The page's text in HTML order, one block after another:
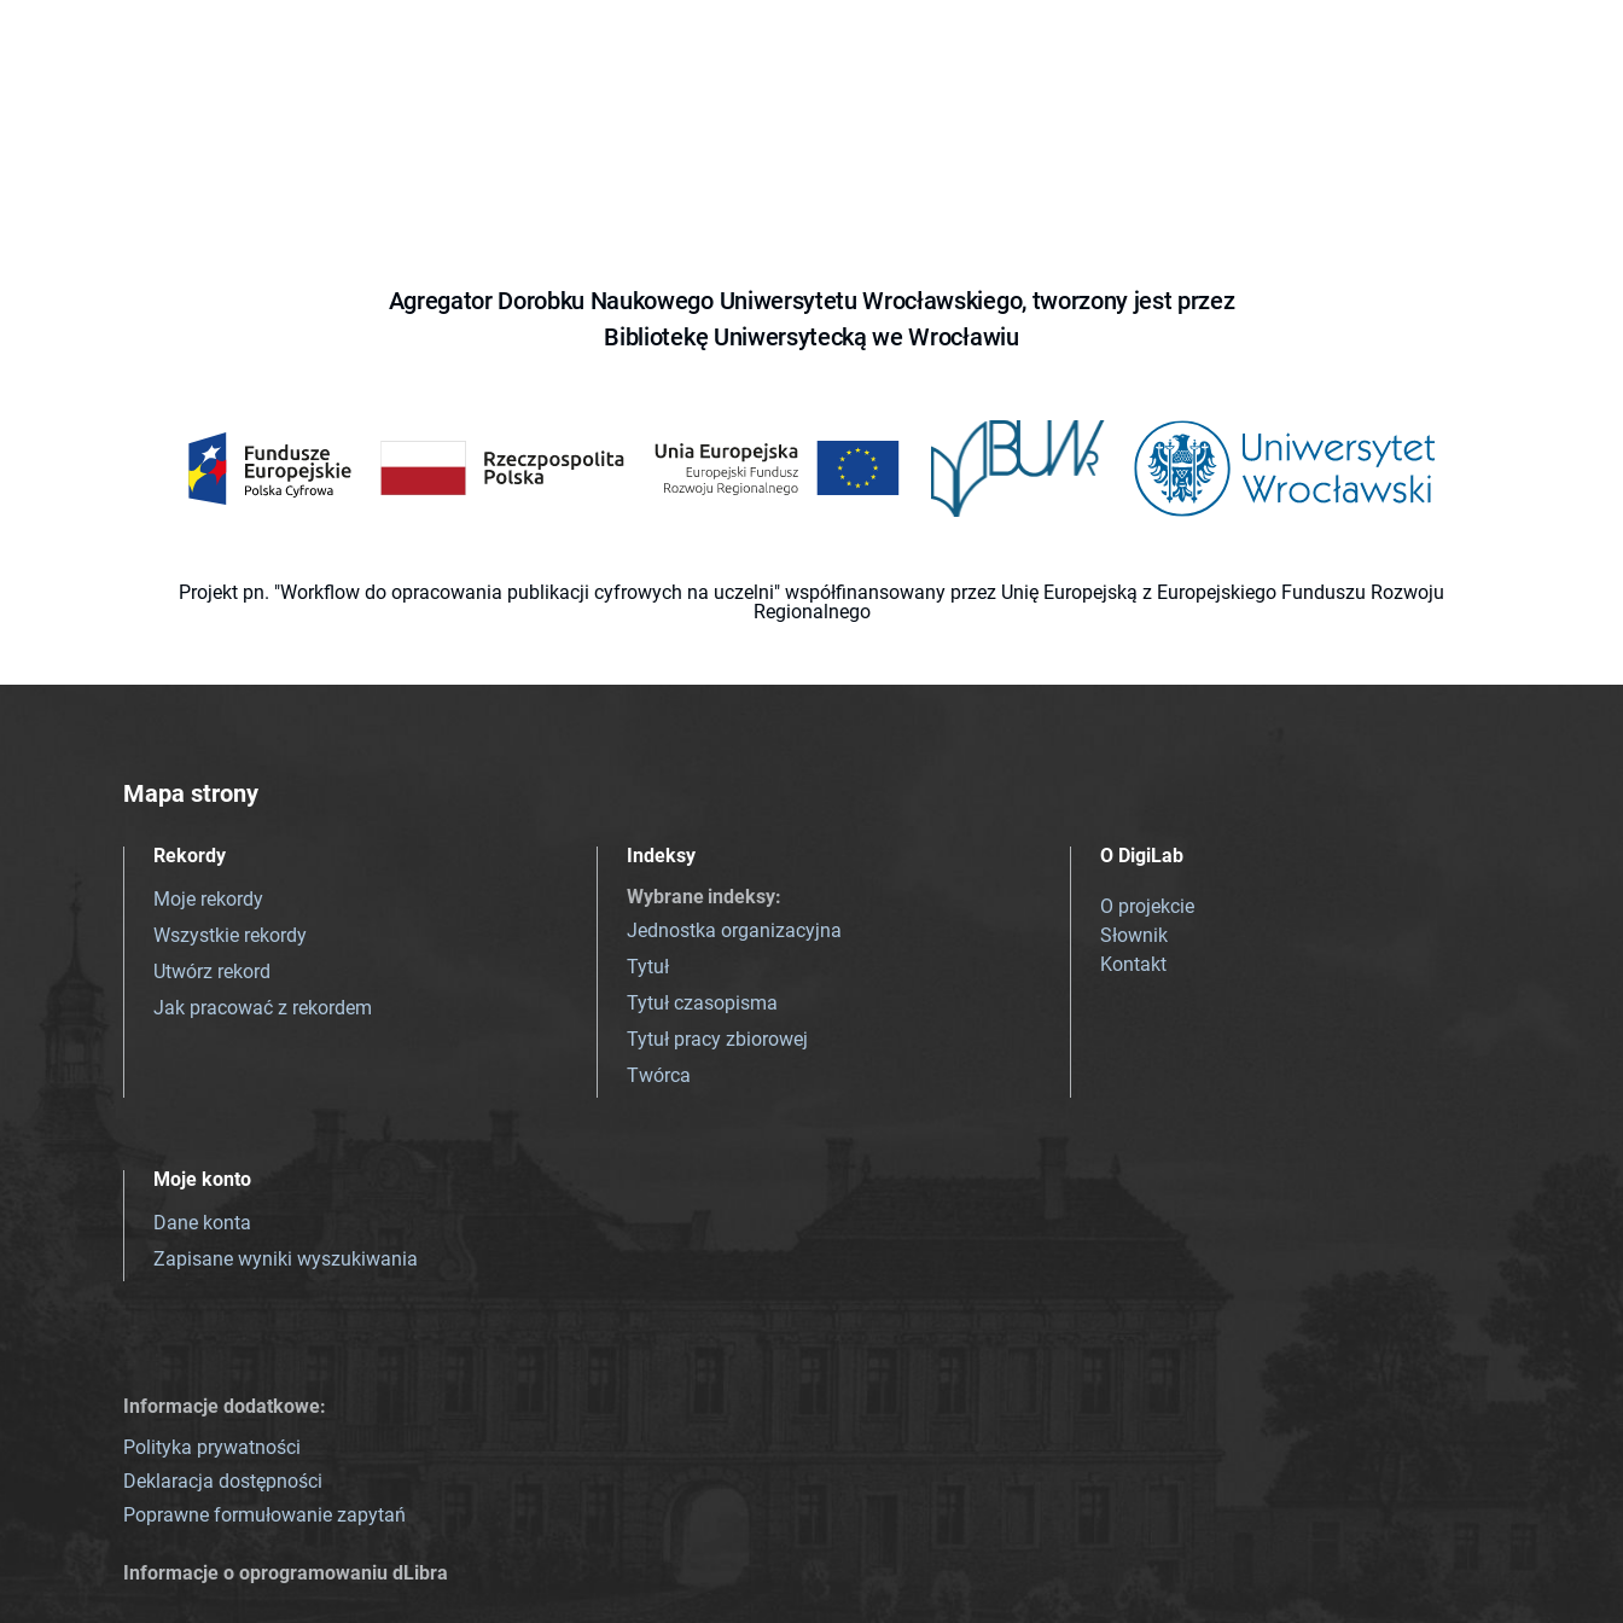
Agregator Dorobku Naukowego Uniwersytetu Wrocławskiego, tworzony jest przez
Bibliotekę Uniwersytecką we Wrocławiu
Projekt pn. "Workflow do opracowania publikacji cyfrowych na uczelni" współfinansowany przez Unię Europejską z Europejskiego Funduszu Rozwoju
Regionalnego
Mapa strony
Rekordy
Moje rekordy
Wszystkie rekordy
Utwórz rekord
Jak pracować z rekordem
Indeksy
Wybrane indeksy:
Jednostka organizacyjna
Tytuł
Tytuł czasopisma
Tytuł pracy zbiorowej
Twórca
O DigiLab
O projekcie
Słownik
Kontakt
Moje konto
Dane konta
Zapisane wyniki wyszukiwania
Informacje dodatkowe:
Polityka prywatności
Deklaracja dostępności
Poprawne formułowanie zapytań
Informacje o oprogramowaniu dLibra